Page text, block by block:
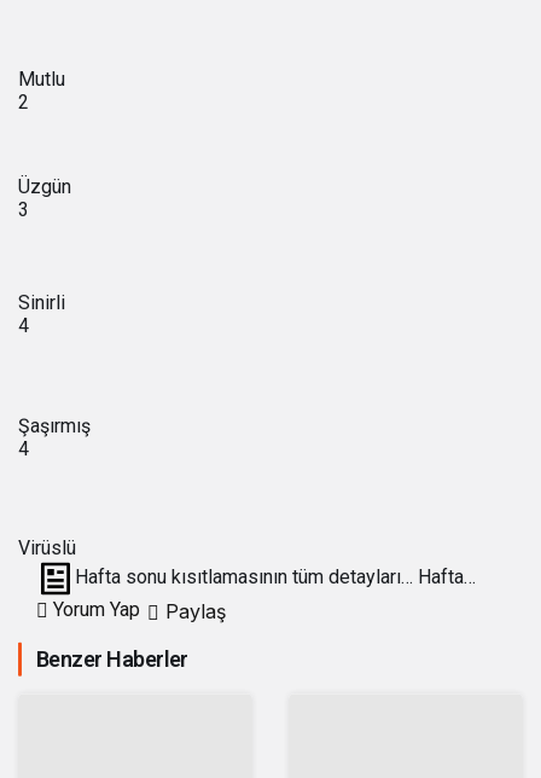
Mutlu
2
Üzgün
3
Sinirli
4
Şaşırmış
4
Virüslü
Hafta sonu kısıtlamasının tüm detayları… Hafta
sonu sokağa çıkma yasağı nasıl olacak?
Yorum Yap Paylaş
Benzer Haberler